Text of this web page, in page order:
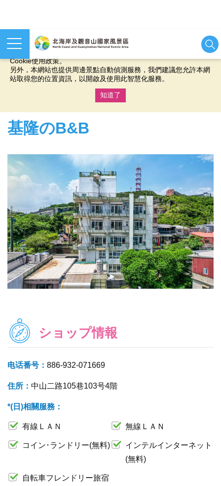
本網站使用cookies等相關技術以持續優化網站服務，並有助於為
您提供更佳的體驗，當您繼續使用本網站即表示您同意我們的
Cookie使用政策。
另外，本網站也提供周邊景點自動偵測服務，我們建議您允許本網
站取得您的位置資訊，以開啟及使用此智慧化服務。
知道了
基隆のB&B
ショップ情報
电话番号： 886-932-071669
住所： 中山二路105巷103号4階
*(日)相關服務：
有線ＬＡＮ 無線ＬＡＮ
コイン･ランドリー(無料)
インテルインターネット
(無料)
自転車フレンドリー旅宿